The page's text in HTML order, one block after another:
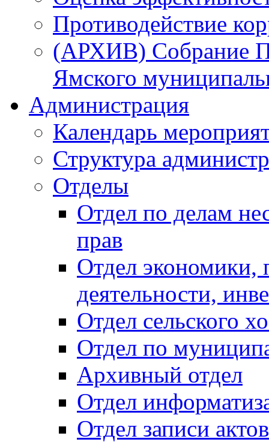
Противодействие
(АРХИВ) Собрание
Ямского
Администрация
Календарь
Структура
Отделы
Отдел по делам
прав
Отдел экономики,
деятельности,
Отдел сельского
Отдел по
Архивный отдел
Отдел
Отдел записи